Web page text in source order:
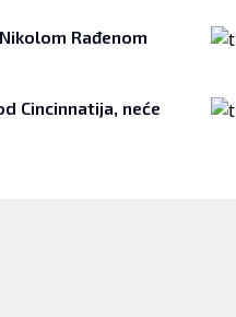
Rađenom
Cincinnatija, neće